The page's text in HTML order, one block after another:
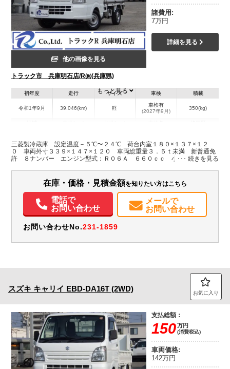
他の画像を見る
トラック市 兵庫明石店/R㈱(兵庫県)
諸費用:
7万円
詳細を見る
初年度
令和1年9月
走行
39,046(km)
サイズ
軽
車検
車検有
(2027年9月)
積載
350(kg)
兵庫県
W:1,370
H:1,200
W:1,470
H:1,950
無
パワステ パワーウィンドウ ABS エアバッグ
集中ドアロック
バックモニター
ドラレコ
もっと見る
三菱製冷蔵庫 設定温度－５℃〜２４℃ 荷台内室１８０×１３７×１２
０ 車両外寸３３９×１４７×１２０ 車両総重量３．５ｔ未満 新普通免
許 ８ナンバー エンジン型式：Ｒ０６Ａ ６６０ｃｃ 小型 トラック
在庫・価格・見積金額を知りたい方はこちら
電話で
お問い合わせ
メールで
お問い合わせ
お問い合わせNo.231-1859
スズキ キャリイ EBD-DA16T (2WD) お気に入り
支払総額：
150万円
(消費税込)
車両価格:
142万円